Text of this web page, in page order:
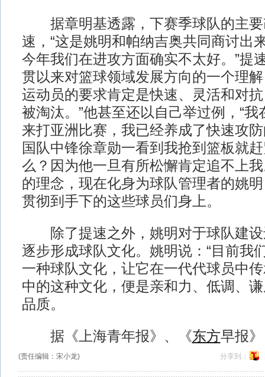
据章明基透露，下赛季球队的主要
速，“这是姚明和帕纳吉奥共同商讨出
今年我们在进攻方面确实不太好。”提
贯以来对篮球领域发展方向的一个理
运动员的要求肯定是快速、灵活和对
被淘汰。”他甚至还以自己举过例，“
来打亚洲比赛，我已经养成了快速攻
国队中锋徐章勋一看到我抢到篮板就
么？因为他一旦有所松懈肯定追不上
的理念，现在化身为球队管理者的姚
贯彻到手下的这些球员们身上。
除了提速之外，姚明对于球队建设
逐步形成球队文化。姚明说：“目前我
一种球队文化，让它在一代代球员中
中的这种文化，便是亲和力、低调、
品质。
据《上海青年报》、《东方早报》
(责任编辑：宋小龙) 分享到：